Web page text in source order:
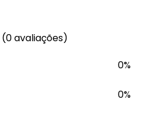
(0 avaliações)
0%
0%